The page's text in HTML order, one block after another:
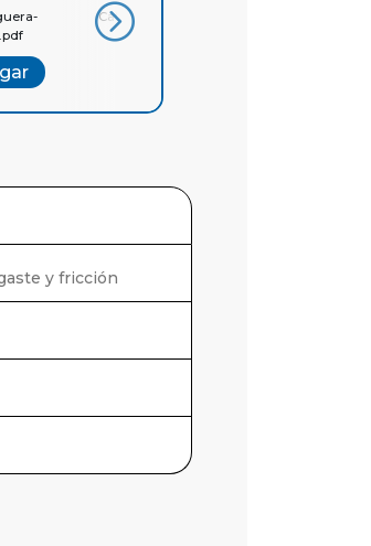
Catálogo Mangueras para
y fricción